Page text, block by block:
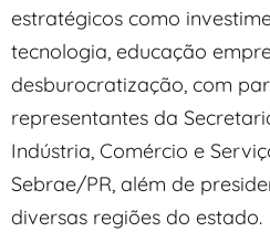
estratégicos como
tecnologia, educação
desburocratização, com
representantes da
Indústria, Comércio e
Sebrae/PR, além de
diversas regiões do estado.